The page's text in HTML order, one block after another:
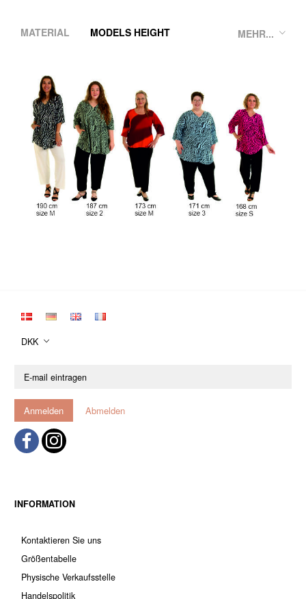
MEHR...
MATERIAL MODELS HEIGHT
DKK
mail
Anmelden Abmelden
INFORMATION
Kontaktieren Sie uns
Größentabelle
Physische Verkaufsstelle
Handelspolitik